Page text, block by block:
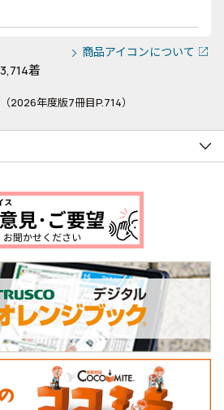
商品アイコンについて
3,714着
2026年度版7冊目P.714）